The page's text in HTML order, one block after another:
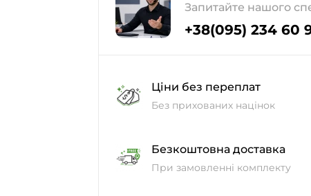
Запитайте нашого
+38(095) 234 60
Ціни без переплат
Без прихованих націнок
Безкоштовна доставка
При замовленні комплекту